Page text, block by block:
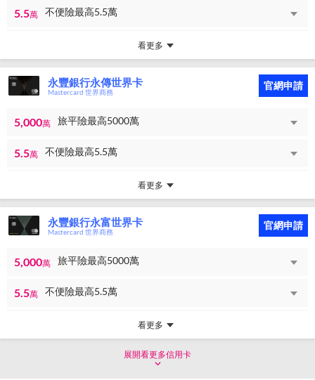
5.5萬 不便險最高5.5萬
看更多
永豐銀行永傳世界卡
Mastercard 世界商務
官網申請
5,000萬 旅平險最高5000萬
5.5萬 不便險最高5.5萬
看更多
永豐銀行永富世界卡
Mastercard 世界商務
官網申請
5,000萬 旅平險最高5000萬
5.5萬 不便險最高5.5萬
看更多
展開看更多信用卡